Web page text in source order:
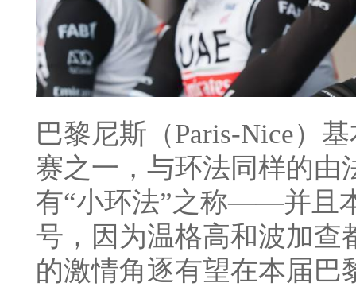
巴黎尼斯（Paris-Nice）
赛之一，与环法同样的由
有“小环法”之称——并且
号，因为温格高和波加查
的激情角逐有望在本届巴